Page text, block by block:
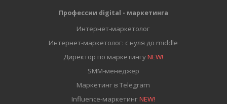
Профессии digital - маркетинга
Интернет-маркетолог
Интернет-маркетолог: с нуля до middle
Директор по маркетингуNEW!
SMM-менеджер
Маркетинг в Telegram
Influence-маркетингNEW!